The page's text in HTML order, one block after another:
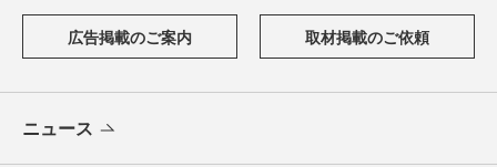
広告掲載のご案内 取材掲載のご依頼
ニュース